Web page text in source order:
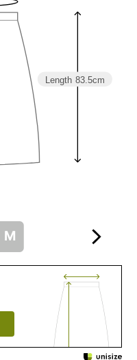
Length 83.5cm
M